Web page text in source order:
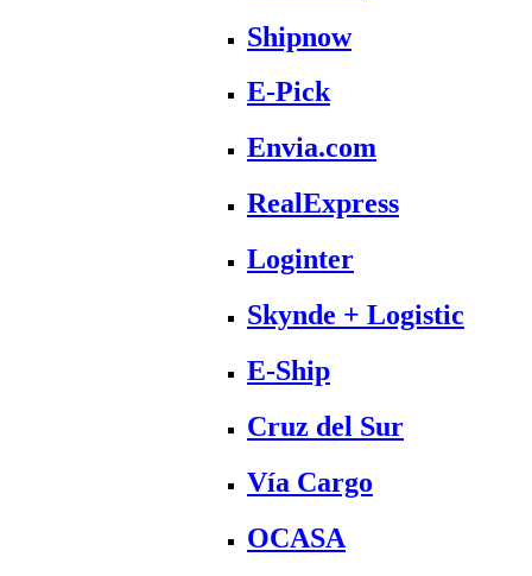
Shipnow
E-Pick
Envia.com
RealExpress
Loginter
Skynde + Logistic
E-Ship
Cruz del Sur
Vía Cargo
OCASA